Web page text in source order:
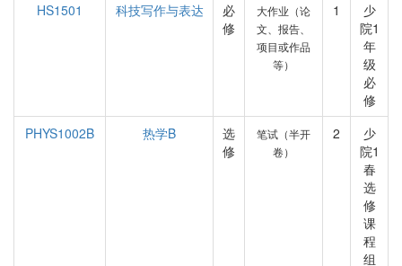
HS1501 科技写作与表达
必
修
大作业（论
文、报告、
项目或作品
等）
1
少
院1
年
级
必
修
PHYS1002B
热学B
选
修
笔试（半开
卷）
2
少
院1
春
选
修
课
程
组